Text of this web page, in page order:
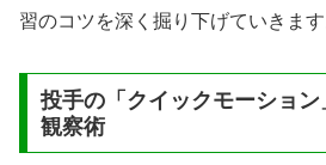
習のコツを深く掘り下げていきます
投手の「クイックモーショ
観察術